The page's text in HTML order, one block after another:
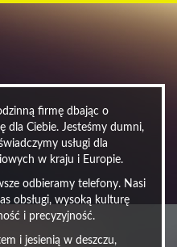
firmę dbając o
dla Ciebie. Jesteśmy dumni,
usługi dla
w kraju i Europie.
odbieramy telefony. Nasi
obsługi, wysoką kulturę
i precyzyjność.
i jesienią w deszczu,